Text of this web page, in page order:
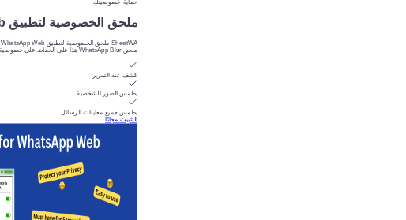
حماية خصوصيتك
ملحق الخصوصية لتطبيق WhatsApp Web
ملحق WhatsApp Blur هذا على الحفاظ على خصوصية شاشتك أثناء استخدام WhatsApp Web.
كشف عند التمرير
يطمس الصور الشخصية
يطمس جميع معاينات الرسائل
التثبيت مجانًا